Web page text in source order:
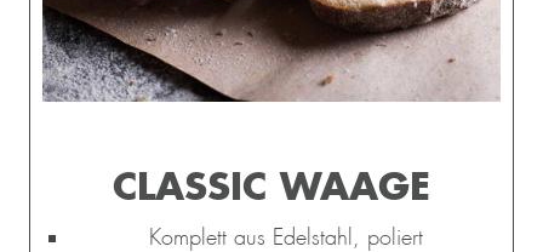
CLASSIC WAAGE
Komplett aus Edelstahl, poliert